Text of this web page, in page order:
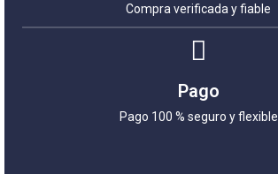
Compra verificada y fiable
Pago
Pago 100 % seguro y flexible